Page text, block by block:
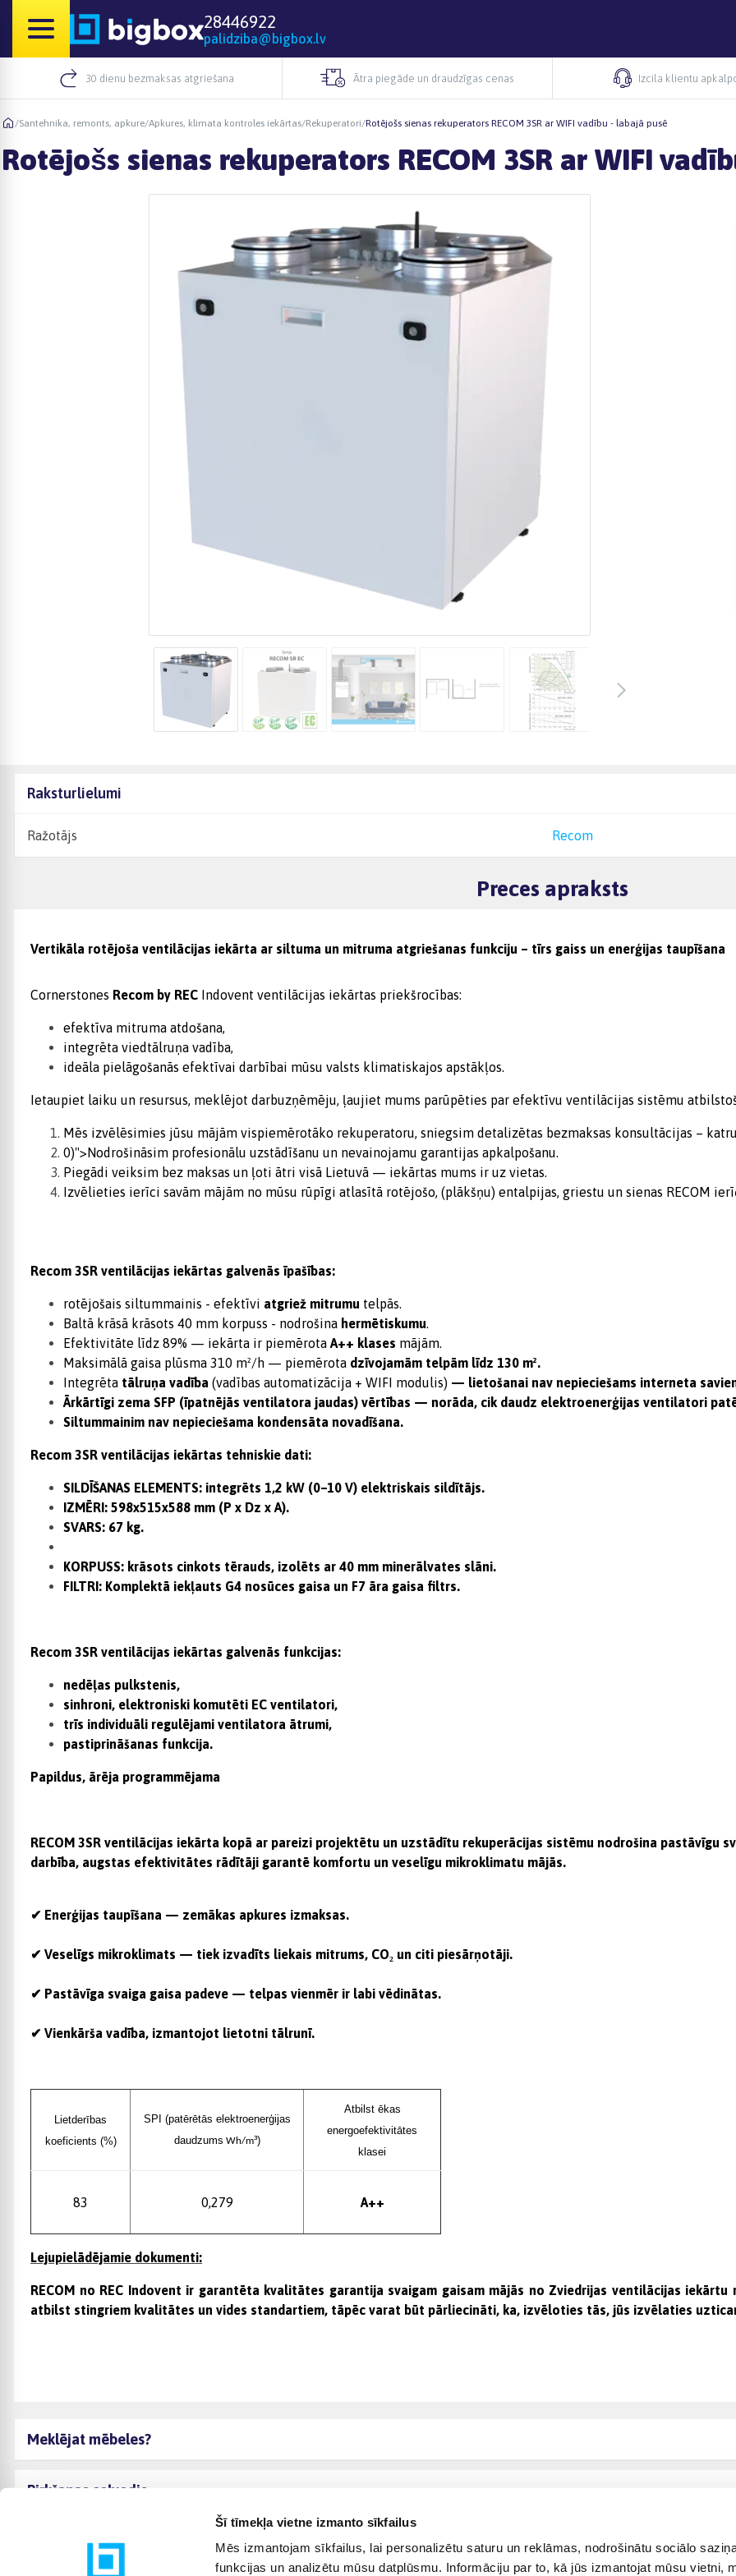
Šī tīmekļa vietne izmanto sīkfailus
Mēs izmantojam sīkfailus, lai personalizētu saturu un reklāmas, nodrošinātu sociālo
funkcijas un analizētu mūsu datplūsmu. Informāciju par to, kā jūs izmantojat mūsu vietni,
28446922
palidziba@bigbox.lv
30 dienu bezmaksas atgriešana Ātra piegāde un draudzīgas cenas Izcila klientu
/Santehnika, remonts, apkure/Apkures, klimata kontroles iekārtas/Rekuperatori/Rotējošs sienas rekuperators RECOM 3SR ar WIFI vadību - labajā pusē
Rotējošs sienas rekuperators RECOM 3SR ar WIFI
Raksturlielumi
Ražotājs Recom
Preces apraksts
Vertikāla rotējoša ventilācijas iekārta ar siltuma un mitruma atgriešanas funkciju – tīrs gaiss un enerģijas taupīšana
Cornerstones Recom by REC Indovent ventilācijas iekārtas priekšrocības:
efektīva mitruma atdošana,
integrēta viedtālruņa vadība,
ideāla pielāgošanās efektīvai darbībai mūsu valsts klimatiskajos apstākļos.
Ietaupiet laiku un resursus, meklējot darbuzņēmēju, ļaujiet mums parūpēties par efektīvu ventilācijas sistēmu
Mēs izvēlēsimies jūsu mājām vispiemērotāko rekuperatoru, sniegsim detalizētas bezmaksas konsultācijas –
0)">Nodrošināsim profesionālu uzstādīšanu un nevainojamu garantijas apkalpošanu.
Piegādi veiksim bez maksas un ļoti ātri visā Lietuvā — iekārtas mums ir uz vietas.
Izvēlieties ierīci savām mājām no mūsu rūpīgi atlasītā rotējošo, (plākšņu) entalpijas, griestu un sienas RECOM
Recom 3SR ventilācijas iekārtas galvenās īpašības:
rotējošais siltummainis - efektīvi atgriež mitrumu telpās.
Baltā krāsā krāsots 40 mm korpuss - nodrošina hermētiskumu.
Efektivitāte līdz 89% — iekārta ir piemērota A++ klases mājām.
Maksimālā gaisa plūsma 310 m²/h — piemērota dzīvojamām telpām līdz 130 m².
Integrēta tālruņa vadība (vadības automatizācija + WIFI modulis) — lietošanai nav nepieciešams interneta
Ārkārtīgi zema SFP (īpatnējās ventilatora jaudas) vērtības — norāda, cik daudz elektroenerģijas ventilatori
Siltummainim nav nepieciešama kondensāta novadīšana.
Recom 3SR ventilācijas iekārtas tehniskie dati:
SILDĪŠANAS ELEMENTS: integrēts 1,2 kW (0–10 V) elektriskais sildītājs.
IZMĒRI: 598x515x588 mm (P x Dz x A).
SVARS: 67 kg.
KORPUSS: krāsots cinkots tērauds, izolēts ar 40 mm minerālvates slāni.
FILTRI: Komplektā iekļauts G4 nosūces gaisa un F7 āra gaisa filtrs.
Recom 3SR ventilācijas iekārtas galvenās funkcijas:
nedēļas pulkstenis,
sinhroni, elektroniski komutēti EC ventilatori,
trīs individuāli regulējami ventilatora ātrumi,
pastiprināšanas funkcija.
Papildus, ārēja programmējama
RECOM 3SR ventilācijas iekārta kopā ar pareizi projektētu un uzstādītu rekuperācijas sistēmu nodrošina pastāvīgu
darbība, augstas efektivitātes rādītāji garantē komfortu un veselīgu mikroklimatu mājās.
✔ Enerģijas taupīšana — zemākas apkures izmaksas.
✔ Veselīgs mikroklimats — tiek izvadīts liekais mitrums, CO₂ un citi piesārņotāji.
✔ Pastāvīga svaiga gaisa padeve — telpas vienmēr ir labi vēdinātas.
✔ Vienkārša vadība, izmantojot lietotni tālrunī.
Lietderības
koeficients (%)
SPI (patērētās elektroenerģijas
daudzums Wh/m³)
Atbilst ēkas
energoefektivitātes
klasei
83 0,279 A++
Lejupielādējamie dokumenti:
RECOM no REC Indovent ir garantēta kvalitātes garantija svaigam gaisam mājās no Zviedrijas ventilācijas iekārtu
atbilst stingriem kvalitātes un vides standartiem, tāpēc varat būt pārliecināti, ka, izvēloties tās, jūs izvēlaties
Meklējat mēbeles?
Pirkšanas ceļvedis